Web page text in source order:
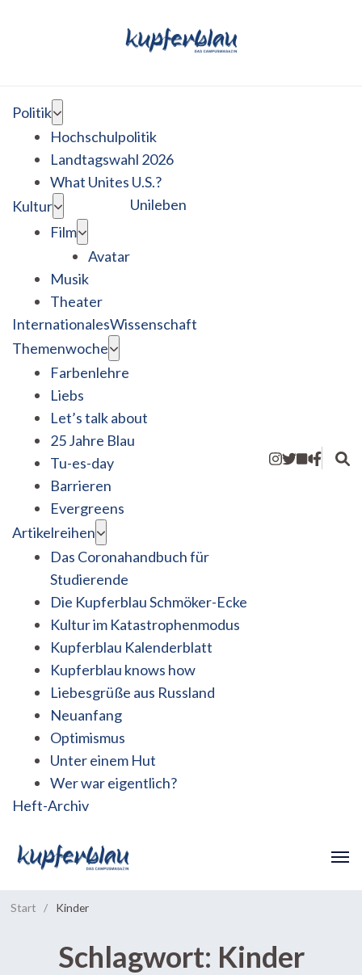
Politik
Hochschulpolitik
Landtagswahl 2026
What Unites U.S.?
Kultur
Film
Avatar
Musik
Theater
Unileben
InternationalesWissenschaft
Themenwoche
Farbenlehre
Liebs
Let’s talk about
25 Jahre Blau
Tu-es-day
Barrieren
Evergreens
Artikelreihen
Das Coronahandbuch für
Studierende
Die Kupferblau Schmöker-Ecke
Kultur im Katastrophenmodus
Kupferblau Kalenderblatt
Kupferblau knows how
Liebesgrüße aus Russland
Neuanfang
Optimismus
Unter einem Hut
Wer war eigentlich?
Heft-Archiv
Start / Kinder
Schlagwort: Kinder